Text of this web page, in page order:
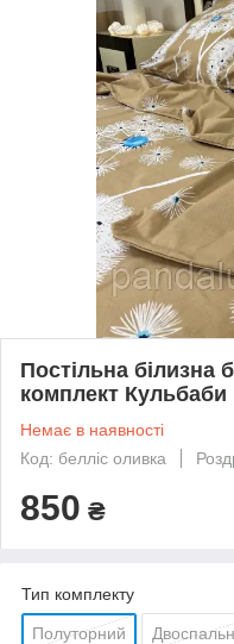
Постільна білизна
комплект
Немає в наявності
Код: белліс оливка
850 ₴
Тип комплекту
Полуторний